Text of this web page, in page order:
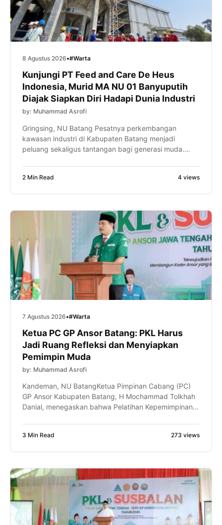
8 Agustus 2026•#Warta
Kunjungi PT Feed and Care De Heus
Indonesia, Murid MA NU 01 Banyuputih
Diajak Siapkan Diri Hadapi Dunia Industri
by: Muhammad Asrofi
Gringsing, NU Batang Pesatnya perkembangan
kawasan industri di Kabupaten Batang menjadi
peluang sekaligus tantangan bagi generasi muda.
melalui kunjungan industri ke PT Feed and Care De
program […]
2 Min Read 4 views
7 Agustus 2026•#Warta
Ketua PC GP Ansor Batang: PKL Harus
Jadi Ruang Refleksi dan Menyiapkan
Pemimpin Muda
by: Muhammad Asrofi
Kandeman, NU BatangKetua Pimpinan Cabang (PC)
GP Ansor Kabupaten Batang, H Mochammad Tolkhah
Danial, menegaskan bahwa Pelatihan Kepemimpinan
intelektual, kepemimpinan, dan kemampuan
pembukaan PKL dan Kursus Banser Lanjutan
(SUSBALAN) Pimpinan […]
3 Min Read 273 views